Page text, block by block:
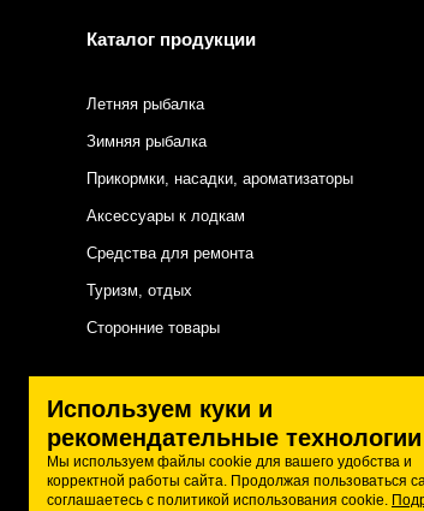
Каталог продукции
Летняя рыбалка
Зимняя рыбалка
Прикормки, насадки, ароматизаторы
Аксессуары к лодкам
Средства для ремонта
Туризм, отдых
Сторонние товары
Используем куки и
рекомендательные технологии
Мы используем файлы cookie для вашего удобства и
корректной работы сайта. Продолжая пользоваться
соглашаетесь с политикой использования cookie.